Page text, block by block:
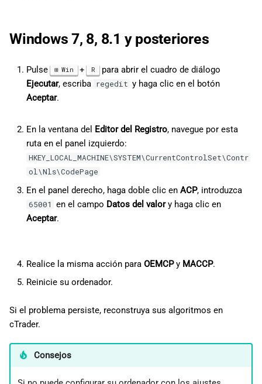
Windows 7, 8, 8.1 y posteriores
Pulse Win + R para abrir el cuadro de diálogo
Ejecutar, escriba regedit y haga clic en el botón
Aceptar.
En la ventana del Editor del Registro, navegue por esta
ruta en el panel izquierdo:
HKEY_LOCAL_MACHINE\SYSTEM\CurrentControlSet\Contr
ol\Nls\CodePage
En el panel derecho, haga doble clic en ACP, introduzca
65001 en el campo Datos del valory haga clic en
Aceptar.
Realice la misma acción para OEMCPy MACCP.
Reinicie su ordenador.
Si el problema persiste, reconstruya sus algoritmos en
cTrader.
Consejos